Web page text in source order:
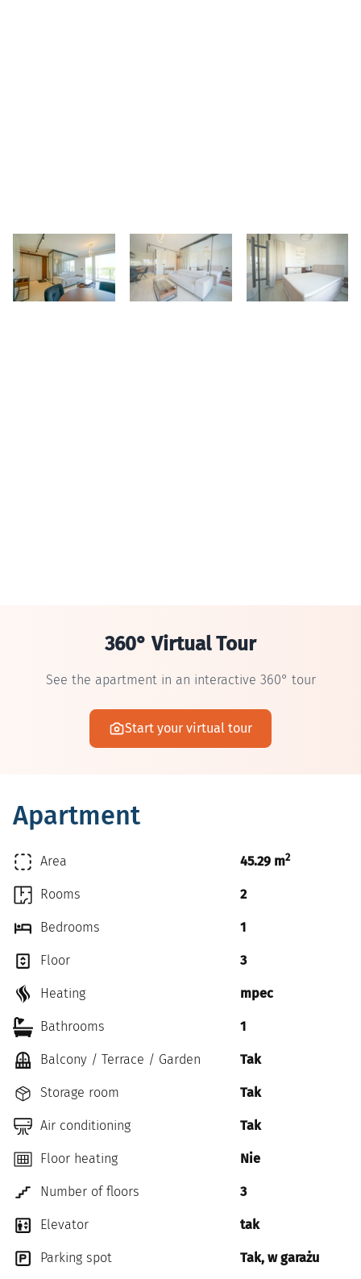
360° Virtual Tour
See the apartment in an interactive 360° tour
Start your virtual tour
Apartment
Area 45.29 m2
Rooms 2
Bedrooms 1
Floor 3
Heating mpec
Bathrooms 1
Balcony / Terrace / Garden Tak
Storage room Tak
Air conditioning Tak
Floor heating Nie
Number of floors 3
Elevator tak
Parking spot Tak, w garażu